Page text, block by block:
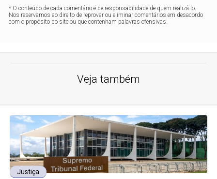
* O conteúdo de cada comentário é de responsabilidade de quem realizá-lo.
Nos reservamos ao direito de reprovar ou eliminar comentários em desacordo
com o propósito do site ou que contenham palavras ofensivas.
Veja também
Justiça